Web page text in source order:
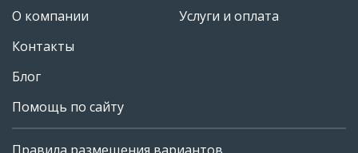
О компании
Контакты
Блог
Помощь по сайту
Услуги и оплата